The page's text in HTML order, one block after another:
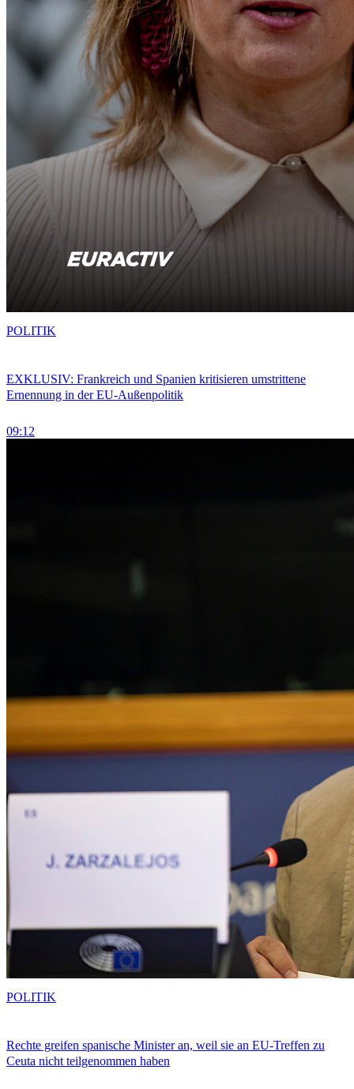
EXKLUSIV: Frankreich und Spanien kritisieren umstrittene
Ernennung in der EU-Außenpolitik
09:12
POLITIK
Rechte greifen spanische Minister an, weil sie an EU-Treffen zu
Ceuta nicht teilgenommen haben
POLITIK